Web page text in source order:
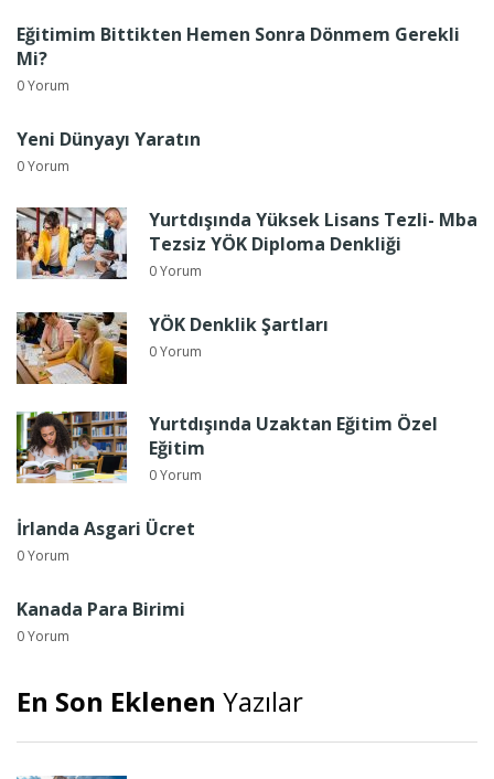
Eğitimim Bittikten Hemen Sonra Dönmem Gerekli
Mi?
0 Yorum
Yeni Dünyayı Yaratın
0 Yorum
Yurtdışında Yüksek Lisans Tezli- Mba
Tezsiz YÖK Diploma Denkliği
0 Yorum
YÖK Denklik Şartları
0 Yorum
Yurtdışında Uzaktan Eğitim Özel
Eğitim
0 Yorum
İrlanda Asgari Ücret
0 Yorum
Kanada Para Birimi
0 Yorum
En Son Eklenen Yazılar